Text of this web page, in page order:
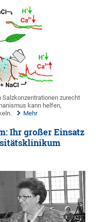
zurecht
kann helfen,
Mehr
Ihr großer Einsatz